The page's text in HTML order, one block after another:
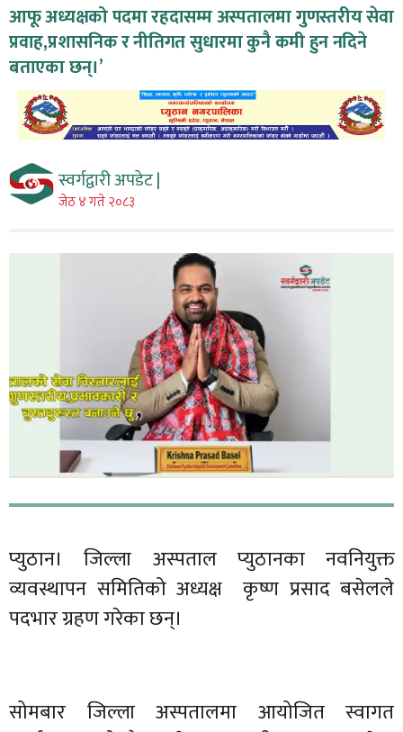
आफू अध्यक्षको पदमा रहदासम्म अस्पतालमा गुणस्तरीय सेवा
प्रवाह,प्रशासनिक र नीतिगत सुधारमा कुनै कमी हुन नदिने
बताएका छन्।’
स्वर्गद्वारी अपडेट |
जेठ ४ गते २०८३
प्युठान। जिल्ला अस्पताल प्युठानका नवनियुक्त
व्यवस्थापन समितिको अध्यक्ष कृष्ण प्रसाद बसेलले
पदभार ग्रहण गरेका छन्।
सोमबार जिल्ला अस्पतालमा आयोजित स्वागत